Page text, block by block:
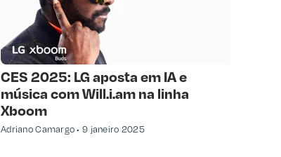
CES 2025: LG aposta em IA e
música com Will.i.am na linha
Xboom
Adriano Camargo 9 janeiro 2025